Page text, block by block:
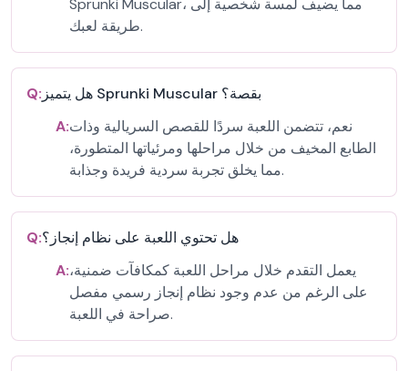
Sprunki Muscular، مما يضيف لمسة شخصية إلى
طريقة لعبك.
Q:
هل يتميز Sprunki Muscular بقصة؟
A:نعم، تتضمن اللعبة سردًا للقصص السريالية وذات
الطابع المخيف من خلال مراحلها ومرئياتها المتطورة،
مما يخلق تجربة سردية فريدة وجذابة.
Q:هل تحتوي اللعبة على نظام إنجاز؟
A:يعمل التقدم خلال مراحل اللعبة كمكافآت ضمنية،
على الرغم من عدم وجود نظام إنجاز رسمي مفصل
صراحة في اللعبة.